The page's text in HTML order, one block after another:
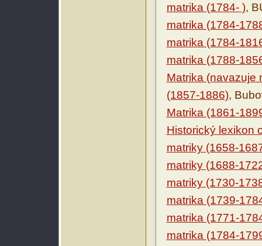
matrika (1784- ),
matrika (1784-
matrika (1784-
matrika (1788-
Matrika (navazuje
(1857-1886),
Matrika (1861-
Historický lexikon
matriky (1658-
matriky (1688-
matriky (1730-
matrika (1739-
matrika (1771-
matrika (1784-